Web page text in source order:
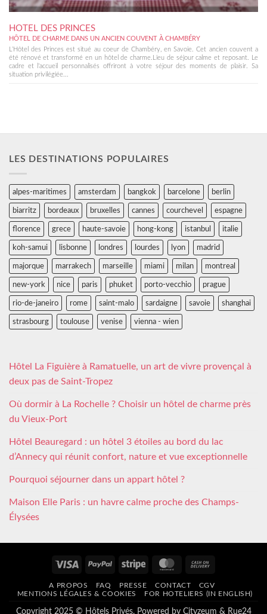
HOTEL DES PRINCES
HÔTEL DE CHARME DANS UN ANCIEN COUVENT À CHAMBÉRY
L’Hôtel des Princes est situé au coeur de Chambéry, en Savoie. Cet ancien couvent a
été rénové et transformé en un hôtel de charme.Lieu de séjour calme et reposant. Le
cadre et l’accueil personnalisés offriront à votre séjour des moments de plaisir. Sa
situation privilégiée...
LES DESTINATIONS POPULAIRES
alpes-maritimes amsterdam bangkok barcelone berlin
biarritz bordeaux bruxelles cannes courchevel espagne
florence grece haute-savoie hong-kong istanbul italie
koh-samui lisbonne londres lourdes lyon madrid
majorque marrakech marseille miami milan montreal
new-york nice paris phuket porto-vecchio prague
rio-de-janeiro rome saint-malo sardaigne savoie shanghai
strasbourg toulouse venise vienna - wien
Hôtel La Figuière à Ramatuelle, un art de vivre provençal à
deux pas de Saint-Tropez
Où dormir à La Rochelle ? Choisir un hôtel de charme près
du Vieux-Port
Hôtel Beauregard : un hôtel 3 étoiles au bord du lac
d’Annecy qui réunit confort, nature et vue exceptionnelle
Pourquoi séjourner dans un appart hôtel ?
Maison Elle Paris : un havre calme proche des Champs-
Élysées
Visa PayPal Stripe MasterCard
Delivery
A PROPOS FAQ PRESSE CONTACT
CGV
MENTIONS LÉGALES & COOKIES
FOR HOTELIERS (IN ENGLISH)
Copyright 2025 © Hôtels Privés. Powered by Cityzeum & Rue24